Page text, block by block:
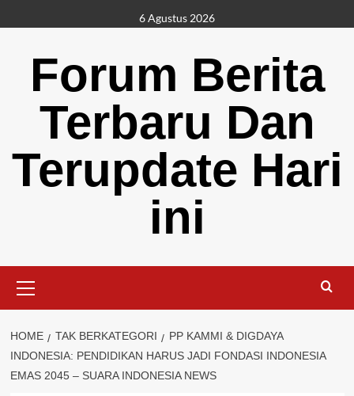
to
6 Agustus 2026
Forum Berita
Terbaru Dan
Terupdate Hari
ini
Menu
HOME TAK BERKATEGORI
PP KAMMI & DIGDAYA
INDONESIA: PENDIDIKAN HARUS JADI FONDASI INDONESIA
EMAS 2045 – SUARA INDONESIA NEWS